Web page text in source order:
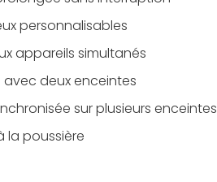
personnalisables
appareils simultanés
deux enceintes
sur plusieurs enceintes
la poussière